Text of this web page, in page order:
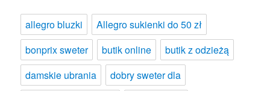
allegro bluzki
Allegro sukienki do 50 zł
bonprix sweter
butik online
butik z odzieżą
damskie ubrania
dobry sweter dla